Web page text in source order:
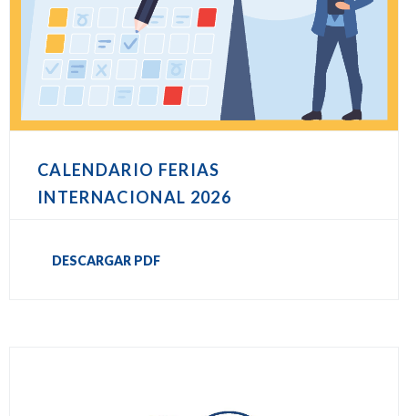
CALENDARIO FERIAS
INTERNACIONAL 2026
DESCARGAR PDF